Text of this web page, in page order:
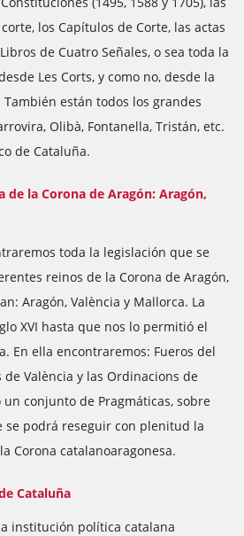
los Capítulos de Corte, las actas
de Cuatro Señales, o sea toda la
Les Corts, y como no, desde la
están todos los grandes
Olibà, Fontanella, Tristán, etc.
de Cataluña.
de la Corona de Aragón: Aragón,
toda la legislación que se
reinos de la Corona de Aragón,
Aragón, València y Mallorca. La
XVI hasta que nos lo permitió el
En ella encontraremos: Fueros del
València y las Ordinacions de
conjunto de Pragmáticas, sobre
se podrá reseguir con plenitud la
Corona catalanoaragonesa.
Cataluña
institución política catalana